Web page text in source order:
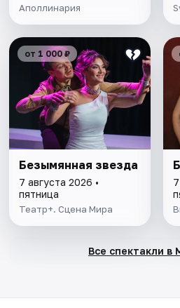
Аполлинария
от 1 000 ₽
Безымянная звезда
7 августа 2026 •
пятница
Театр+. Сцена Мира
Все спектакли в